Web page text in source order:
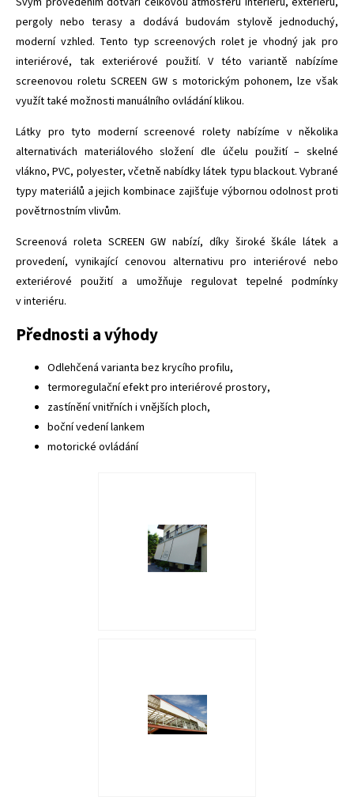
pergoly nebo terasy a dodává budovám stylově jednoduchý,
moderní vzhled. Tento typ screenových rolet je vhodný jak pro
interiérové, tak exteriérové použití. V této variantě nabízíme
screenovou roletu SCREEN GW s motorickým pohonem, lze však
využít také možnosti manuálního ovládání klikou.
Látky pro tyto moderní screenové rolety nabízíme v několika
alternativách materiálového složení dle účelu použití – skelné
vlákno, PVC, polyester, včetně nabídky látek typu blackout. Vybrané
typy materiálů a jejich kombinace zajišťuje výbornou odolnost proti
povětrnostním vlivům.
Screenová roleta SCREEN GW nabízí, díky široké škále látek a
provedení, vynikající cenovou alternativu pro interiérové nebo
exteriérové použití a umožňuje regulovat tepelné podmínky
v interiéru.
Přednosti a výhody
Odlehčená varianta bez krycího profilu,
termoregulační efekt pro interiérové prostory,
zastínění vnitřních i vnějších ploch,
boční vedení lankem
motorické ovládání